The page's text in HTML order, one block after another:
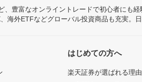
、豊富なオンライントレードで初心者にも
海外ETFなどグローバル投資商品も充実。
はじめての方へ
楽天証券が選ばれる理由